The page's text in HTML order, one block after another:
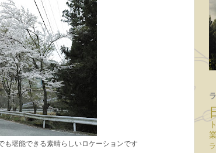
堪能できる素晴らしいロケーションです